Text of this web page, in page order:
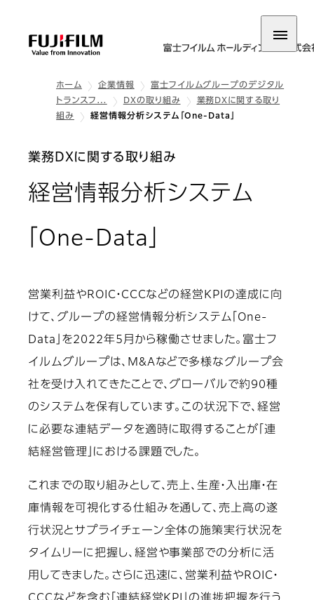
ホーム 企業情報
富士フイルムグループのデジタル
トランスフ…
DXの取り組み
業務DXに関する取り
組み
経営情報分析システム「One-Data」
業務DXに関する取り組み
経営情報分析システム
「One-Data」
営業利益やROIC・CCCなどの経営KPIの達成に向
けて、グループの経営情報分析システム「One-
Data」を2022年5月から稼働させました。富士フ
イルムグループは、M&Aなどで多様なグループ会
社を受け入れてきたことで、グローバルで約90種
のシステムを保有しています。この状況下で、経営
に必要な連結データを適時に取得することが「連
結経営管理」における課題でした。
これまでの取り組みとして、売上、生産・入出庫・在
庫情報を可視化する仕組みを通して、売上高の遂
行状況とサプライチェーン全体の施策実行状況を
タイムリーに把握し、経営や事業部での分析に活
用してきました。さらに迅速に、営業利益やROIC・